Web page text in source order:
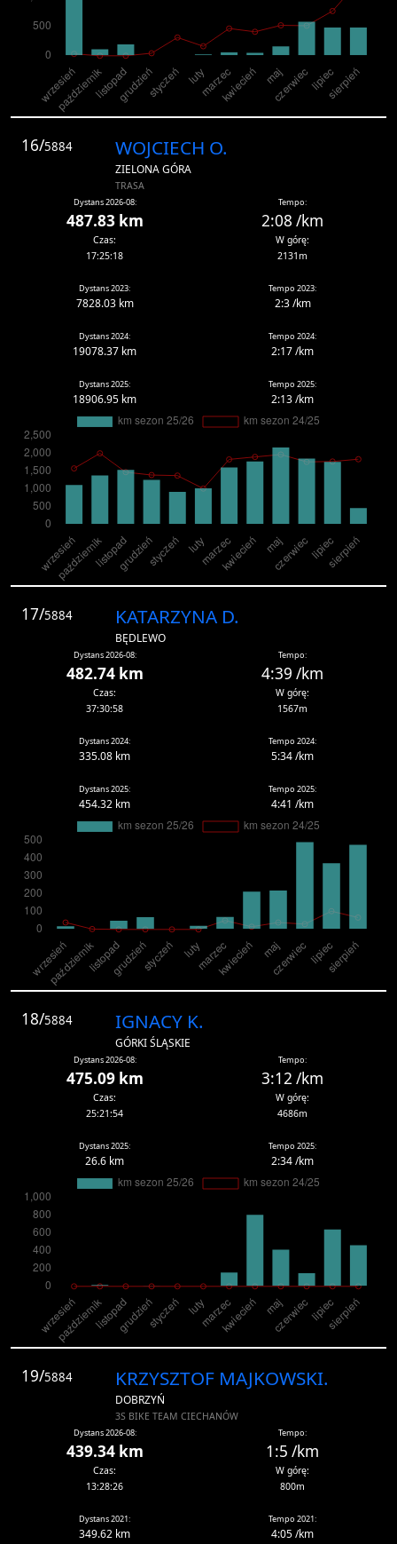
16/5884 WOJCIECH O.
ZIELONA GÓRA
TRASA
Dystans 2026-08:
487.83 km
Tempo:
2:08 /km
Czas:
17:25:18
W górę:
2131m
Dystans 2023:
7828.03 km
Tempo 2023:
2:3 /km
Dystans 2024:
19078.37 km
Tempo 2024:
2:17 /km
Dystans 2025:
18906.95 km
Tempo 2025:
2:13 /km
17/5884 KATARZYNA D.
BĘDLEWO
Dystans 2026-08:
482.74 km
Tempo:
4:39 /km
Czas:
37:30:58
W górę:
1567m
Dystans 2024:
335.08 km
Tempo 2024:
5:34 /km
Dystans 2025:
454.32 km
Tempo 2025:
4:41 /km
18/5884 IGNACY K.
GÓRKI ŚLĄSKIE
Dystans 2026-08:
475.09 km
Tempo:
3:12 /km
Czas:
25:21:54
W górę:
4686m
Dystans 2025:
26.6 km
Tempo 2025:
2:34 /km
19/5884 KRZYSZTOF MAJKOWSKI.
DOBRZYŃ
3S BIKE TEAM CIECHANÓW
Dystans 2026-08:
439.34 km
Tempo:
1:5 /km
Czas:
13:28:26
W górę:
800m
Dystans 2021:
349.62 km
Tempo 2021:
4:05 /km